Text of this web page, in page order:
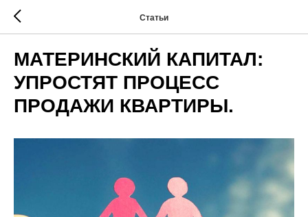
Статьи
МАТЕРИНСКИЙ КАПИТАЛ:
УПРОСТЯТ ПРОЦЕСС
ПРОДАЖИ КВАРТИРЫ.